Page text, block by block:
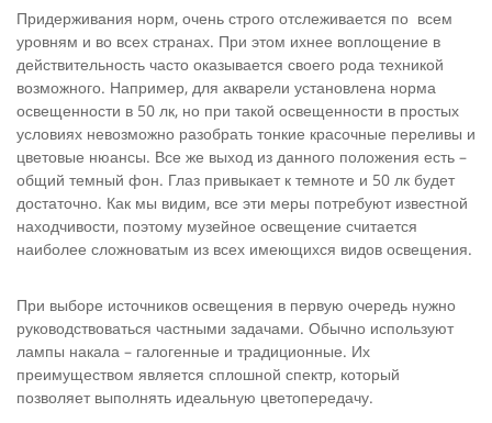
Придерживания норм, очень строго отслеживается по всем
уровням и во всех странах. При этом ихнее воплощение в
действительность часто оказывается своего рода техникой
возможного. Например, для акварели установлена норма
освещенности в 50 лк, но при такой освещенности в простых
условиях невозможно разобрать тонкие красочные переливы и
цветовые нюансы. Все же выход из данного положения есть –
общий темный фон. Глаз привыкает к темноте и 50 лк будет
достаточно. Как мы видим, все эти меры потребуют известной
находчивости, поэтому музейное освещение считается
наиболее сложноватым из всех имеющихся видов освещения.
При выборе источников освещения в первую очередь нужно
руководствоваться частными задачами. Обычно используют
лампы накала – галогенные и традиционные. Их
преимуществом является сплошной спектр, который
позволяет выполнять идеальную цветопередачу.